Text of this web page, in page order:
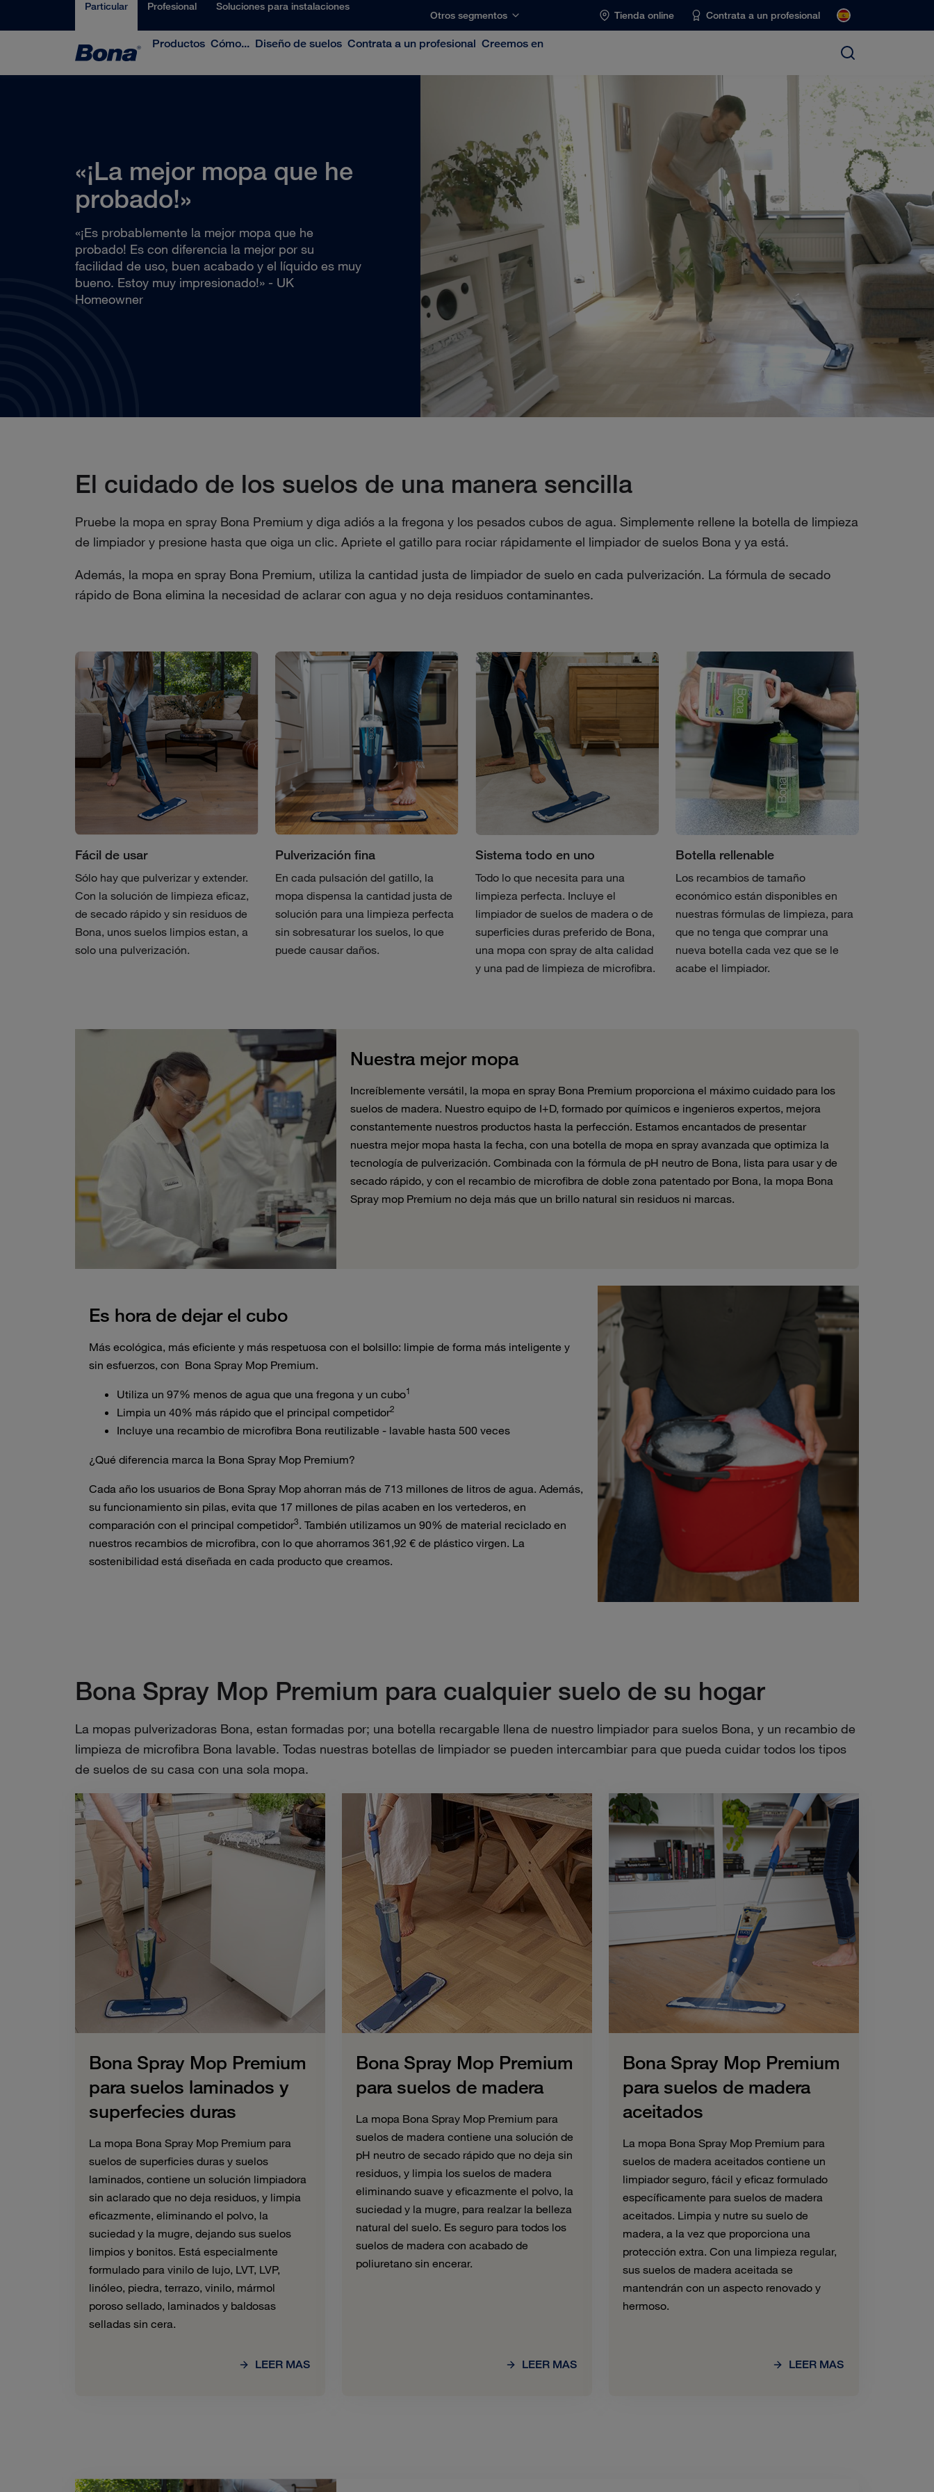
Particular Profesional Soluciones para instalaciones
Otros segmentos Tienda online Contrata a un profesional
Productos Cómo... Diseño de suelos Contrata a un profesional Creemos en
«¡La mejor mopa que he
probado!»
«¡Es probablemente la mejor mopa que he
probado! Es con diferencia la mejor por su
facilidad de uso, buen acabado y el líquido es muy
bueno. Estoy muy impresionado!» - UK
Homeowner
El cuidado de los suelos de una manera sencilla
Pruebe la mopa en spray Bona Premium y diga adiós a la fregona y los pesados cubos de agua. Simplemente rellene la botella de limpieza
de limpiador y presione hasta que oiga un clic. Apriete el gatillo para rociar rápidamente el limpiador de suelos Bona y ya está.
Además, la mopa en spray Bona Premium, utiliza la cantidad justa de limpiador de suelo en cada pulverización. La fórmula de secado
rápido de Bona elimina la necesidad de aclarar con agua y no deja residuos contaminantes.
Fácil de usar
Sólo hay que pulverizar y extender.
Con la solución de limpieza eficaz,
de secado rápido y sin residuos de
Bona, unos suelos limpios estan, a
solo una pulverización.
Pulverización fina
En cada pulsación del gatillo, la
mopa dispensa la cantidad justa de
solución para una limpieza perfecta
sin sobresaturar los suelos, lo que
puede causar daños.
Sistema todo en uno
Todo lo que necesita para una
limpieza perfecta. Incluye el
limpiador de suelos de madera o de
superficies duras preferido de Bona,
una mopa con spray de alta calidad
y una pad de limpieza de microfibra.
Botella rellenable
Los recambios de tamaño
económico están disponibles en
nuestras fórmulas de limpieza, para
que no tenga que comprar una
nueva botella cada vez que se le
acabe el limpiador.
Nuestra mejor mopa
Increíblemente versátil, la mopa en spray Bona Premium proporciona el máximo cuidado para los
suelos de madera. Nuestro equipo de I+D, formado por químicos e ingenieros expertos, mejora
constantemente nuestros productos hasta la perfección. Estamos encantados de presentar
nuestra mejor mopa hasta la fecha, con una botella de mopa en spray avanzada que optimiza la
tecnología de pulverización. Combinada con la fórmula de pH neutro de Bona, lista para usar y de
secado rápido, y con el recambio de microfibra de doble zona patentado por Bona, la mopa Bona
Spray mop Premium no deja más que un brillo natural sin residuos ni marcas.
Es hora de dejar el cubo
Más ecológica, más eficiente y más respetuosa con el bolsillo: limpie de forma más inteligente y
sin esfuerzos, con Bona Spray Mop Premium.
Utiliza un 97% menos de agua que una fregona y un cubo1
Limpia un 40% más rápido que el principal competidor2
Incluye una recambio de microfibra Bona reutilizable - lavable hasta 500 veces
¿Qué diferencia marca la Bona Spray Mop Premium?
Cada año los usuarios de Bona Spray Mop ahorran más de 713 millones de litros de agua. Además,
su funcionamiento sin pilas, evita que 17 millones de pilas acaben en los vertederos, en
comparación con el principal competidor3. También utilizamos un 90% de material reciclado en
nuestros recambios de microfibra, con lo que ahorramos 361,92 € de plástico virgen. La
sostenibilidad está diseñada en cada producto que creamos.
Bona Spray Mop Premium para cualquier suelo de su hogar
La mopas pulverizadoras Bona, estan formadas por; una botella recargable llena de nuestro limpiador para suelos Bona, y un recambio de
limpieza de microfibra Bona lavable. Todas nuestras botellas de limpiador se pueden intercambiar para que pueda cuidar todos los tipos
de suelos de su casa con una sola mopa.
Bona Spray Mop Premium
para suelos laminados y
superfecies duras
La mopa Bona Spray Mop Premium para
suelos de superficies duras y suelos
laminados, contiene un solución limpiadora
sin aclarado que no deja residuos, y limpia
eficazmente, eliminando el polvo, la
suciedad y la mugre, dejando sus suelos
limpios y bonitos. Está especialmente
formulado para vinilo de lujo, LVT, LVP,
linóleo, piedra, terrazo, vinilo, mármol
poroso sellado, laminados y baldosas
selladas sin cera.
LEER MAS
Bona Spray Mop Premium
para suelos de madera
La mopa Bona Spray Mop Premium para
suelos de madera contiene una solución de
pH neutro de secado rápido que no deja sin
residuos, y limpia los suelos de madera
eliminando suave y eficazmente el polvo, la
suciedad y la mugre, para realzar la belleza
natural del suelo. Es seguro para todos los
suelos de madera con acabado de
poliuretano sin encerar.
LEER MAS
Bona Spray Mop Premium
para suelos de madera
aceitados
La mopa Bona Spray Mop Premium para
suelos de madera aceitados contiene un
limpiador seguro, fácil y eficaz formulado
específicamente para suelos de madera
aceitados. Limpia y nutre su suelo de
madera, a la vez que proporciona una
protección extra. Con una limpieza regular,
sus suelos de madera aceitada se
mantendrán con un aspecto renovado y
hermoso.
LEER MAS